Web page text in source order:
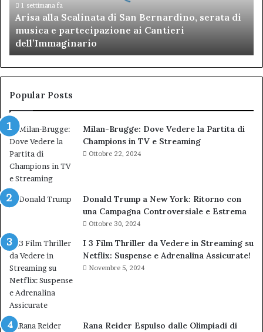
serata
di
musica
partecipazione
ai
Cantieri
dell’Immaginario
1 settimana fa
Arisa alla Scalinata di San Bernardino, serata di
musica e partecipazione ai Cantieri
dell’Immaginario
Popular Posts
Milan-Brugge: Dove Vedere la Partita di
Champions in TV e Streaming
Ottobre 22, 2024
Donald Trump a New York: Ritorno con
una Campagna Controversiale e Estrema
Ottobre 30, 2024
I 3 Film Thriller da Vedere in Streaming su
Netflix: Suspense e Adrenalina Assicurate!
Novembre 5, 2024
Rana Reider Espulso dalle Olimpiadi di